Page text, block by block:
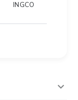
INGCO